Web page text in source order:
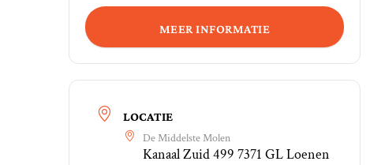
MEER INFORMATIE
LOCATIE
De Middelste Molen
Kanaal Zuid 499 7371 GL Loenen